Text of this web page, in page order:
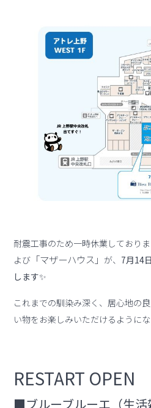
耐震工事のため一時休業しており
よび 「マザーハウス」 が、 7月14
します✨
これまでの馴染み深く、居心地の
い物をお楽しみいただけるように
RESTART OPEN
■ブルーブルーエ（生活